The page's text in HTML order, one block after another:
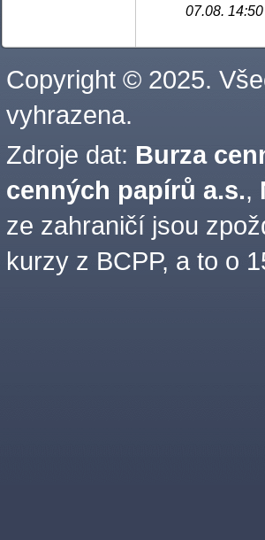
07.08. 14:50
Copyright © 2025.
vyhrazena.
Zdroje dat: Burza
cenných papírů a.s.,
ze zahraničí jsou
kurzy z BCPP, a to o